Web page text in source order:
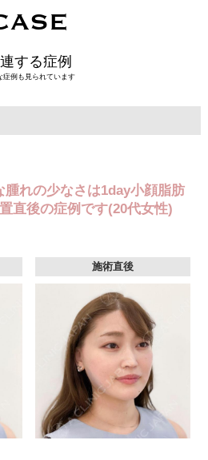
する症例
症例も見られています
腫れの少なさは1day小顔脂肪
直後の症例です(20代女性)
施術直後